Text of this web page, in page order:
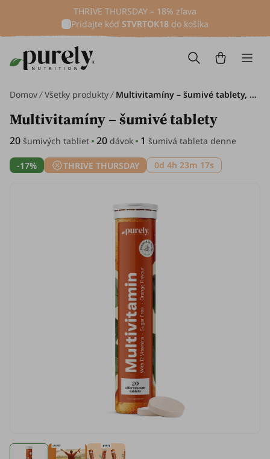
THRIVE THURSDAY – 18% zľava
Pridajte kód STVRTOK18 do košíka
Domov Všetky produkty Multivitamíny – šumivé tablety, 20 šumivých tabliet
Multivitamíny – šumivé tablety
20 šumivých tabliet 20 dávok 1 šumivá tableta denne
-17% THRIVE THURSDAY 0d 4h 23m 16s